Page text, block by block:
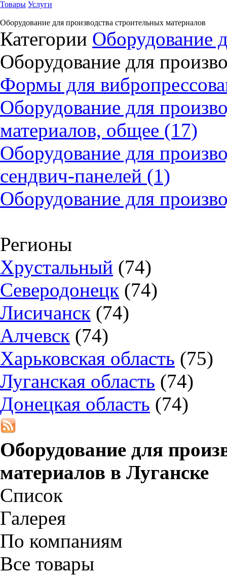
Товары Услуги
Оборудование для производства строительных материалов
Категории Оборудование
Оборудование для
Формы для
Оборудование для
материалов, общее (17)
Оборудование для
сендвич-панелей (1)
Оборудование для
Регионы
Хрустальный (74)
Северодонецк (74)
Лисичанск (74)
Алчевск (74)
Харьковская область (75)
Луганская область (74)
Донецкая область (74)
Оборудование для
материалов в Луганске
Список
Галерея
По компаниям
Все товары